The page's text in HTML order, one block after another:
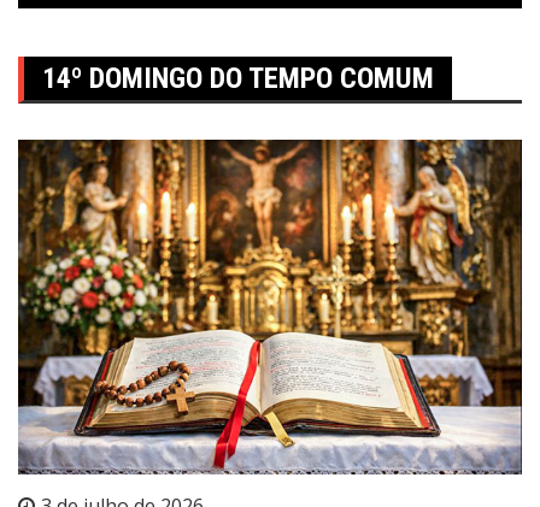
14º DOMINGO DO TEMPO COMUM